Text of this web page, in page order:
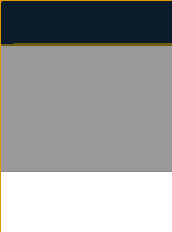
Zum Hauptinhalt
Bildergalerie